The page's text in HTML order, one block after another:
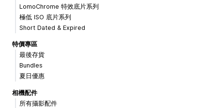
LomoChrome 特效底片系列
極低 ISO 底片系列
Short Dated & Expired
特價專區
最後存貨
Bundles
夏日優惠
相機配件
所有攝影配件